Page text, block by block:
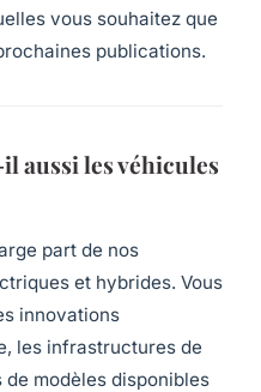
vous souhaitez que
publications.
aussi les véhicules
part de nos
et hybrides. Vous
innovations
les infrastructures de
modèles disponibles